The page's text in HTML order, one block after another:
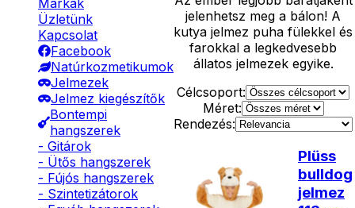
Márkák
Üzletünk
Kapcsolat
Facebook
Natúrkozmetikumok
Jelmezek
Jelmez kiegészítők
Bontempi
hangszerek
- Gitárok
- Ütős hangszerek
- Fújós hangszerek
- Szintetizátorok
jelenhetsz meg a bálon! A
kutya jelmez puha fülekkel és
farokkal a legkedvesebb
állatos jelmezek egyike.
Célcsoport:
Méret:
Rendezés:
Plüss
bulldog
jelmez